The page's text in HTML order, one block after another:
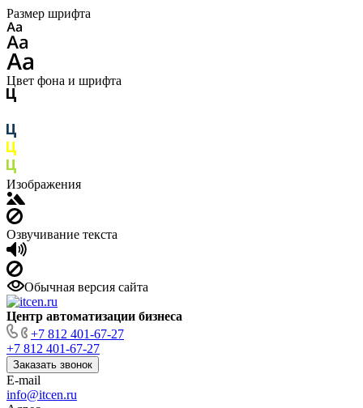
Размер шрифта
Цвет фона и шрифта
Изображения
Озвучивание текста
Обычная версия сайта
Центр автоматизации бизнеса
+7 812 401-67-27
+7 812 401-67-27
Заказать звонок
E-mail
info@itcen.ru